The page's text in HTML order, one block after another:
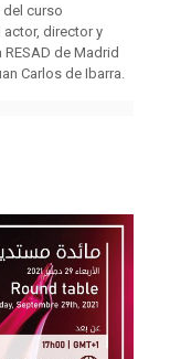
del curso
director y
de Madrid
Carlos de Ibarra.